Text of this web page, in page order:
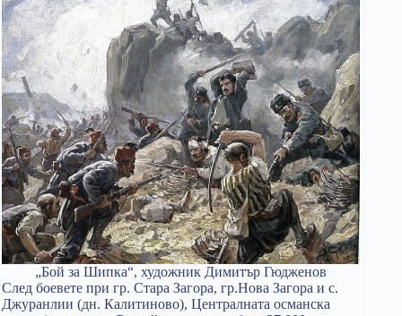
„Бой за Шипка“, художник Димитър Гюдженов
След боевете при гр. Стара Загора, гр.Нова Загора и с.
Джуранлии (дн. Калитиново), Централната османска